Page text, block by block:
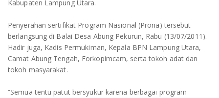
Kabupaten Lampung Utara.
Penyerahan sertifikat Program Nasional (Prona) tersebut
berlangsung di Balai Desa Abung Pekurun, Rabu (13/07/2011).
Hadir juga, Kadis Permukiman, Kepala BPN Lampung Utara,
Camat Abung Tengah, Forkopimcam, serta tokoh adat dan
tokoh masyarakat.
“Semua tentu patut bersyukur karena berbagai program